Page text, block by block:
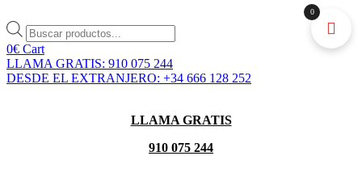
al
contenido
Búsqueda
de
productos
0€ Cart
LLAMA GRATIS: 910 075 244
DESDE EL EXTRANJERO: +34 666 128 252
LLAMA GRATIS
910 075 244
0